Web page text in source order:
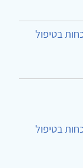
בטיפול
בטיפול